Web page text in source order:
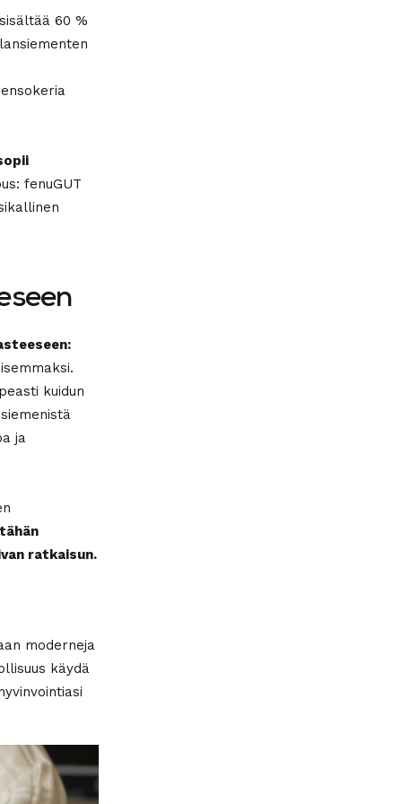
60 %
fenuGUT
kuidun
ja
ratkaisun.
moderneja
käydä